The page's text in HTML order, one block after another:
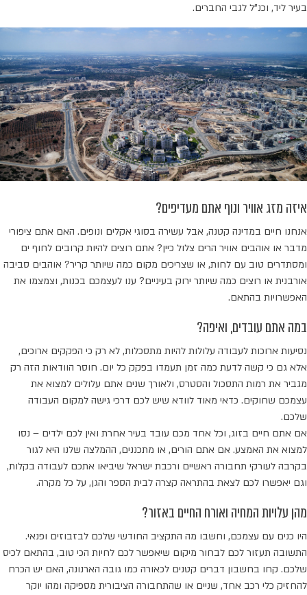
בעיר ליד, וכנ"ל לגבי החברים.
איזה מזג אוויר ונוף אתם מעדיפים?
אנחנו חיים במדינה קטנה, אבל עשירה בסוגי אקלים ונופים. האם אתם ציפורי
מדבר או אוהבים אוויר הרים צלול כיין? אתם רוצים להיות קרובים לחוף ים
ומסתדרים טוב עם לחות, או שצריכים מקום כמה שיותר קריר? אוהבים סביבה
אורבנית או רוצים כמה שיותר ירוק בעיניים? ענו לעצמכם בכנות, וצמצמו את
האפשרויות בהתאם.
במה אתם עובדים, ואיפה?
נסיעות ארוכות לעבודה עלולות להיות מתסכלות, לא רק כי הפקקים ארוכים,
אלא גם כי קשה לדעת כמה זמן תעמדו בפקק כל יום. חוסר הוודאות הזה רק
מגביר את רמות התסכול והסטרס, ולאורך שנים אתם עלולים למצוא את
עצמכם שחוקים. כדאי מאוד לוודא שיש לכם דרכי גישה למקום העבודה
שלכם.
אם אתם חיים בזוג, וכל אחד מכם עובד בעיר אחרת ואין לכם ילדים – נסו
למצוא את האמצע. אם אתם הורים, או מתכננים, ההמלצה שלנו היא לגור
בקרבה לעורקי תחבורה ראשיים ורכבת ישראל שיביאו אתכם לעבודה בקלות,
וגם יאפשרו לכם לצאת בהתראה קצרה לבית הספר והגן, על כל מקרה.
מהן עלויות המחיה ואורח החיים באזור?
היו כנים עם עצמכם, וחשבו מה התקציב החודשי שלכם לבזבוזים ופנאי.
התשובה תעזור לכם לבחור מיקום שיאפשר לכם לחיות הכי טוב, בהתאם לכיס
שלכם. קחו בחשבון דברים קטנים לכאורה כמו גובה הארנונה, האם יש הכרח
להחזיק כלי רכב אחד, שניים או שהתחבורה הציבורית מספיקה ומהו יוקר